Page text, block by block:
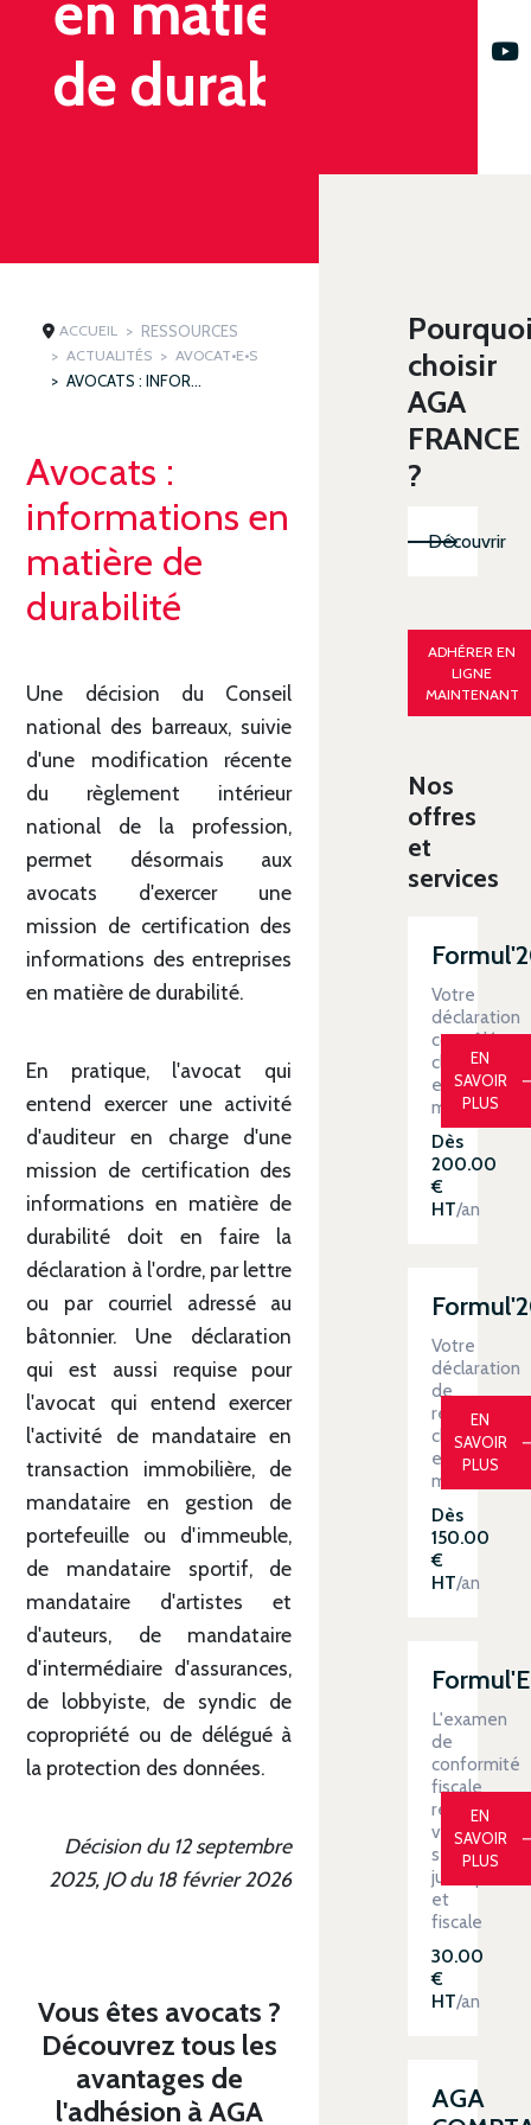
de durabilité
ACCUEIL RESSOURCES
ACTUALITÉS AVOCAT•E•S
AVOCATS : INFORMATIONS EN MATIÈRE DE DURABILITÉ
Avocats :
informations en
matière de
durabilité
Une décision du Conseil
national des barreaux, suivie
d'une modification récente
du règlement intérieur
national de la profession,
permet désormais aux
avocats d'exercer une
mission de certification des
informations des entreprises
en matière de durabilité.
En pratique, l'avocat qui
entend exercer une activité
d'auditeur en charge d'une
mission de certification des
informations en matière de
durabilité doit en faire la
déclaration à l'ordre, par lettre
ou par courriel adressé au
bâtonnier. Une déclaration
qui est aussi requise pour
l'avocat qui entend exercer
l'activité de mandataire en
transaction immobilière, de
mandataire en gestion de
portefeuille ou d'immeuble,
de mandataire sportif, de
mandataire d'artistes et
d'auteurs, de mandataire
d'intermédiaire d'assurances,
de lobbyiste, de syndic de
copropriété ou de délégué à
la protection des données.
Décision du 12 septembre
2025, JO du 18 février 2026
Vous êtes avocats ?
Découvrez tous les
avantages de
l'adhésion à AGA
choisir
AGA
FRANCE
?
Découvrir
ADHÉRER EN
LIGNE
MAINTENANT
Nos
offres
et
services
Votre
déclaration
contrôlée
clé
en
main
Dès
200.00
€
HT/an
EN
SAVOIR
PLUS
Votre
déclaration
de
revenus
clé
en
main
Dès
150.00
€
HT/an
EN
SAVOIR
PLUS
L'examen
de
conformité
fiscale
renforce
votre
sécurité
juridique
et
fiscale
30.00
€
HT/an
EN
SAVOIR
PLUS
AGA